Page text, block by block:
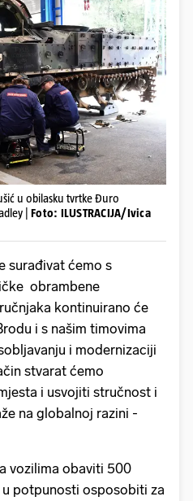
u obilasku tvrtke Đuro
| Foto: ILUSTRACIJA/Ivica
surađivat ćemo s
obrambene
kontinuirano će
i s našim timovima
i modernizaciji
stvarat ćemo
i usvojiti stručnost i
na globalnoj razini -
vozilima obaviti 500
potpunosti osposobiti za